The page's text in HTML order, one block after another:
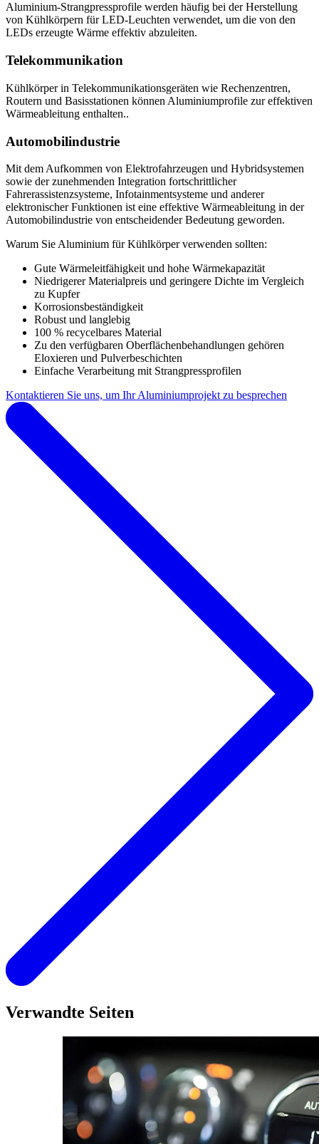
Aluminium-Strangpressprofile werden häufig bei der Herstellung
von Kühlkörpern für LED-Leuchten verwendet, um die von den
LEDs erzeugte Wärme effektiv abzuleiten.
Telekommunikation
Kühlkörper in Telekommunikationsgeräten wie Rechenzentren,
Routern und Basisstationen können Aluminiumprofile zur effektiven
Wärmeableitung enthalten..
Automobilindustrie
Mit dem Aufkommen von Elektrofahrzeugen und Hybridsystemen
sowie der zunehmenden Integration fortschrittlicher
Fahrerassistenzsysteme, Infotainmentsysteme und anderer
elektronischer Funktionen ist eine effektive Wärmeableitung in der
Automobilindustrie von entscheidender Bedeutung geworden.
Warum Sie Aluminium für Kühlkörper verwenden sollten:
Gute Wärmeleitfähigkeit und hohe Wärmekapazität
Niedrigerer Materialpreis und geringere Dichte im Vergleich
zu Kupfer
Korrosionsbeständigkeit
Robust und langlebig
100 % recycelbares Material
Zu den verfügbaren Oberflächenbehandlungen gehören
Eloxieren und Pulverbeschichten
Einfache Verarbeitung mit Strangpressprofilen
Kontaktieren Sie uns, um Ihr Aluminiumprojekt zu besprechen
Verwandte Seiten